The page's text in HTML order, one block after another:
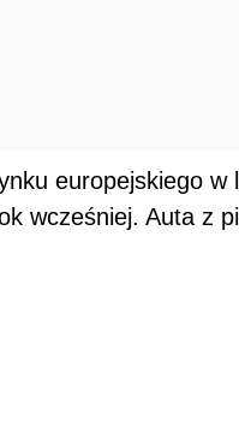
europejskiego w
wcześniej. Auta z